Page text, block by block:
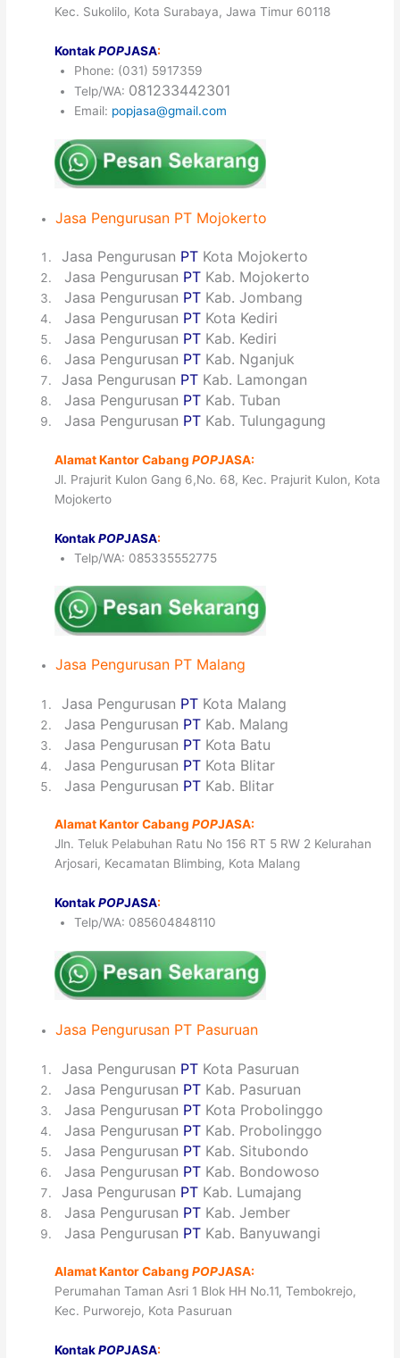
Kec. Sukolilo, Kota Surabaya, Jawa Timur 60118
KontakPOPJASA:
Phone: (031) 5917359
Telp/WA: 081233442301
Email: popjasa@gmail.com
Jasa Pengurusan PT Mojokerto
1Jasa Pengurusan PT Kota Mojokerto
2Jasa Pengurusan PT Kab. Mojokerto
3Jasa Pengurusan PT Kab. Jombang
4Jasa Pengurusan PT Kota Kediri
5Jasa Pengurusan PT Kab. Kediri
6Jasa Pengurusan PT Kab. Nganjuk
7Jasa Pengurusan PT Kab. Lamongan
8Jasa Pengurusan PT Kab. Tuban
9Jasa Pengurusan PT Kab. Tulungagung
Alamat Kantor CabangPOPJASA:
Jl. Prajurit Kulon Gang 6,No. 68, Kec. Prajurit Kulon, Kota
Mojokerto
KontakPOPJASA:
Telp/WA: 085335552775
Jasa Pengurusan PT Malang
1Jasa Pengurusan PT Kota Malang
2Jasa Pengurusan PT Kab. Malang
3Jasa Pengurusan PT Kota Batu
4Jasa Pengurusan PT Kota Blitar
5Jasa Pengurusan PT Kab. Blitar
Alamat Kantor CabangPOPJASA:
Jln. Teluk Pelabuhan Ratu No 156 RT 5 RW 2 Kelurahan
Arjosari, Kecamatan Blimbing, Kota Malang
KontakPOPJASA:
Telp/WA: 085604848110
Jasa Pengurusan PT Pasuruan
1Jasa Pengurusan PT Kota Pasuruan
2Jasa Pengurusan PT Kab. Pasuruan
3Jasa Pengurusan PT Kota Probolinggo
4Jasa Pengurusan PT Kab. Probolinggo
5Jasa Pengurusan PT Kab. Situbondo
6Jasa Pengurusan PT Kab. Bondowoso
7Jasa Pengurusan PT Kab. Lumajang
8Jasa Pengurusan PT Kab. Jember
9Jasa Pengurusan PT Kab. Banyuwangi
Alamat Kantor CabangPOPJASA:
Perumahan Taman Asri 1 Blok HH No.11, Tembokrejo,
Kec. Purworejo, Kota Pasuruan
KontakPOPJASA: